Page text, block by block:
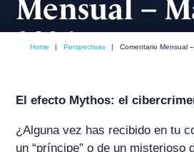
Mensual –
2026
Home | Perspectivas | Comentario Mensual
El efecto Mythos: el
¿Alguna vez has recibido en tu
un “príncipe” o de un misterioso